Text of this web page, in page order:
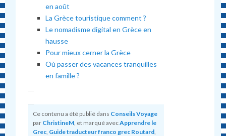
en août
La Grèce touristique comment ?
Le nomadisme digital en Grèce en
hausse
Pour mieux cerner la Grèce
Où passer des vacances tranquilles
en famille ?
Ce contenu a été publié dans Conseils Voyage
par ChristineM , et marqué avecApprendre le
Grec Guide traducteur franco grec Routard